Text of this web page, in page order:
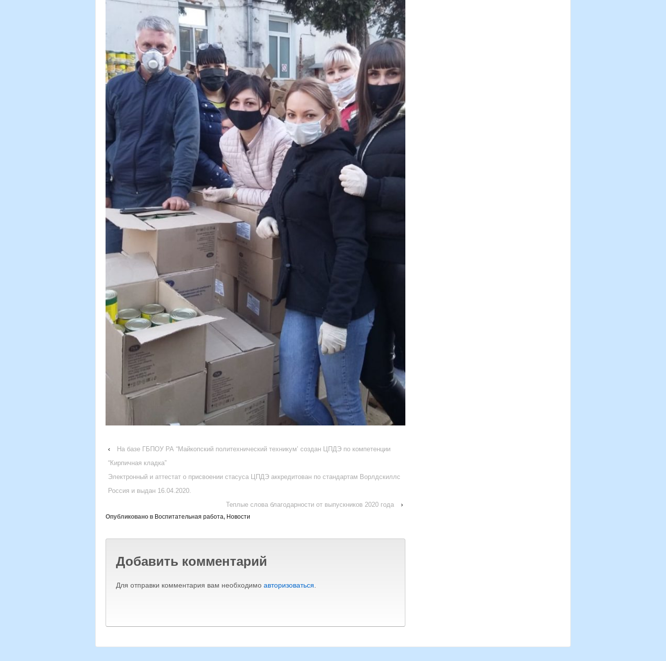
‹
На базе ГБПОУ РА “Майкопский политехнический техникум’ создан ЦПДЭ по компетенции
“Кирпичная кладка”
Электронный и аттестат о присвоении стасуса ЦПДЭ аккредитован по стандартам Ворлдскиллс
Россия и выдан 16.04.2020.
Теплые слова благодарности от выпускников 2020 года
›
Опубликовано в Воспитательная работа, Новости
Добавить комментарий
Для отправки комментария вам необходимо авторизоваться